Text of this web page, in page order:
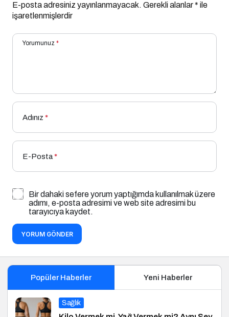
E-posta adresiniz yayınlanmayacak. Gerekli alanlar* ile
işaretlenmişlerdir
Yorumunuz *
Adınız *
E-Posta*
Bir dahaki sefere yorum yaptığımda kullanılmak üzere
adımı, e-posta adresimi ve web site adresimi bu
tarayıcıya kaydet.
YORUM GÖNDER
Popüler Haberler Yeni Haberler
Sağlık